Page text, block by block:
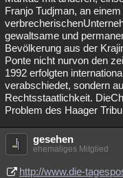
Franjo Tudjman, an
gewaltsame und
Bevölkerung aus der
Ponte nicht nurvon den
1992 erfolgten
verabschiedet, sondern
Rechtsstaatlichkeit.
Problem des Haager
gesehen
ehemaliges Mitglied
http://www.die-